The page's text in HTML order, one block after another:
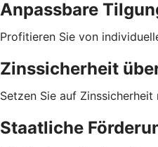
Anpassbare
Profitieren Sie von
Zinssicherheit
Setzen Sie auf
Staatliche